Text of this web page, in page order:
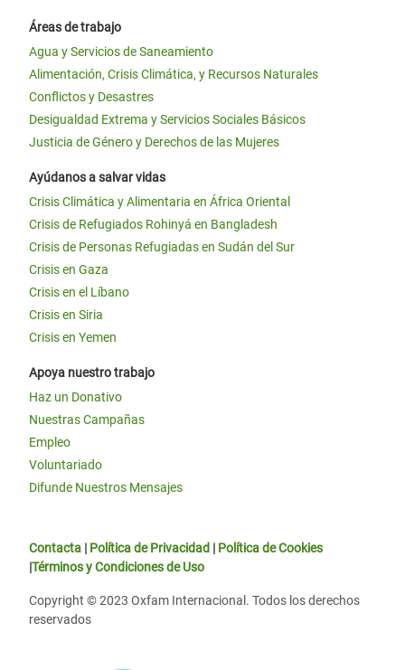
Áreas de trabajo
Agua y Servicios de Saneamiento
Alimentación, Crisis Climática, y Recursos Naturales
Conflictos y Desastres
Desigualdad Extrema y Servicios Sociales Básicos
Justicia de Género y Derechos de las Mujeres
Ayúdanos a salvar vidas
Crisis Climática y Alimentaria en África Oriental
Crisis de Refugiados Rohinyá en Bangladesh
Crisis de Personas Refugiadas en Sudán del Sur
Crisis en Gaza
Crisis en el Líbano
Crisis en Siria
Crisis en Yemen
Apoya nuestro trabajo
Haz un Donativo
Nuestras Campañas
Empleo
Voluntariado
Difunde Nuestros Mensajes
Contacta | Política de Privacidad | Política de Cookies
|Términos y Condiciones de Uso
Copyright © 2023 Oxfam Internacional. Todos los derechos
reservados